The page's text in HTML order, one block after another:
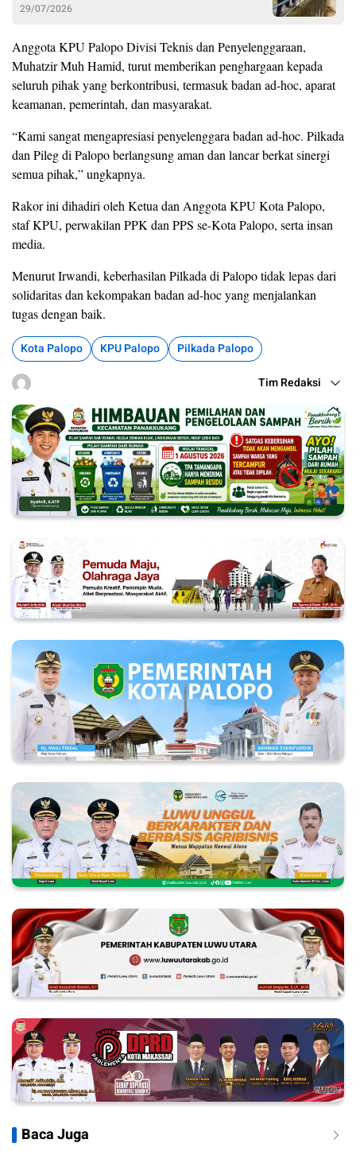
29/07/2026
Anggota KPU Palopo Divisi Teknis dan Penyelenggaraan,
Muhatzir Muh Hamid, turut memberikan penghargaan kepada
seluruh pihak yang berkontribusi, termasuk badan ad-hoc, aparat
keamanan, pemerintah, dan masyarakat.
“Kami sangat mengapresiasi penyelenggara badan ad-hoc. Pilkada
dan Pileg di Palopo berlangsung aman dan lancar berkat sinergi
semua pihak,” ungkapnya.
Rakor ini dihadiri oleh Ketua dan Anggota KPU Kota Palopo,
staf KPU, perwakilan PPK dan PPS se-Kota Palopo, serta insan
media.
Menurut Irwandi, keberhasilan Pilkada di Palopo tidak lepas dari
solidaritas dan kekompakan badan ad-hoc yang menjalankan
tugas dengan baik.
Kota Palopo KPU Palopo Pilkada Palopo
Tim Redaksi
Baca Juga